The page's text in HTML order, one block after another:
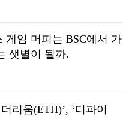
게임 머피는 BSC에서 가
샛별이 될까.
리움(ETH)’, ‘디파이